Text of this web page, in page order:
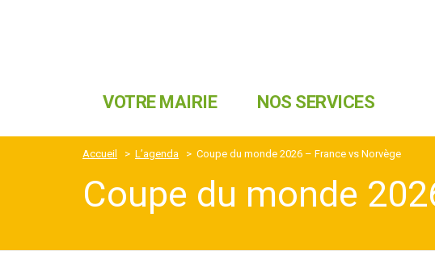
VOTRE MAIRIE NOS SERVICES
Accueil > L’agenda > Coupe du monde 2026 – France vs Norvège
Coupe du monde